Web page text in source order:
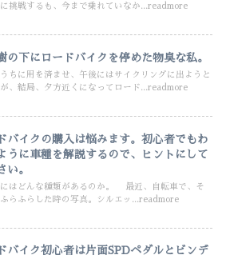
に挑戦するも、今まで乗れていなか...readmore
の下にロードバイクを停めた物臭な私。
ちに用を済ませ、午後にはサイクリングに出ようと
、結局、夕方近くになってロード...readmore
バイクの購入は悩みます。初心者でもわ
うに車種を解説するので、ヒントにして
い。
にはどんな種類があるのか。 最近、自転車で、そ
らふらした時の写真。シルエッ...readmore
バイク初心者は片面SPDペダルとビンデ